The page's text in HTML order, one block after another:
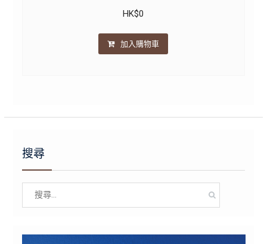
HK$0
加入購物車
搜尋
Search